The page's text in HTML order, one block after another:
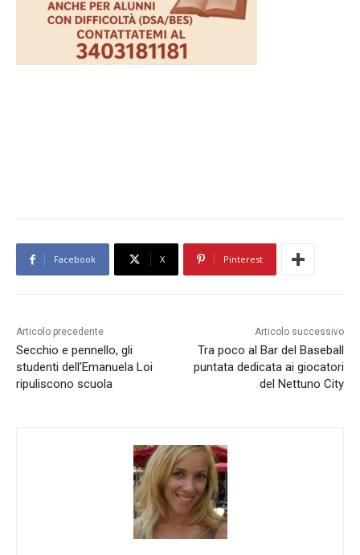
Facebook X Pinterest
Articolo precedente
Secchio e pennello, gli
studenti dell’Emanuela Loi
ripuliscono scuola
Articolo successivo
Tra poco al Bar del Baseball
puntata dedicata ai giocatori
del Nettuno City